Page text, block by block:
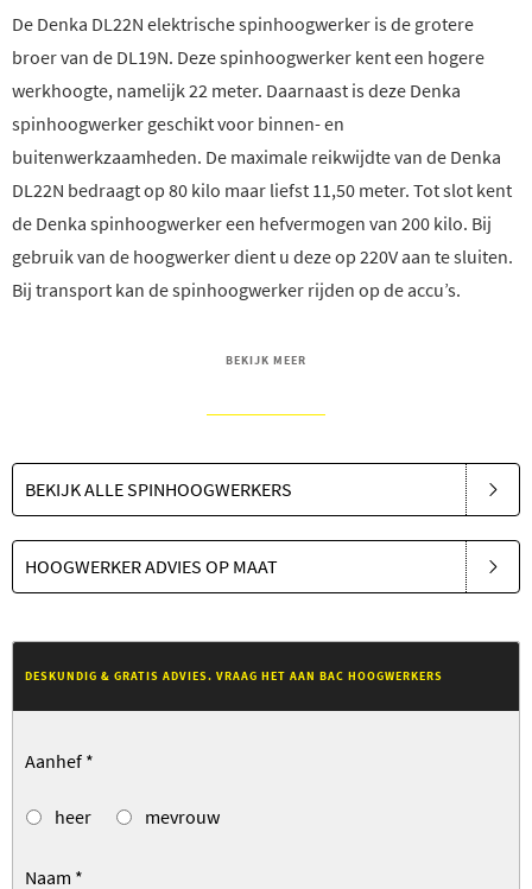
De Denka DL22N elektrische spinhoogwerker is de grotere
broer van de DL19N. Deze spinhoogwerker kent een hogere
werkhoogte, namelijk 22 meter. Daarnaast is deze Denka
spinhoogwerker geschikt voor binnen- en
buitenwerkzaamheden. De maximale reikwijdte van de Denka
DL22N bedraagt op 80 kilo maar liefst 11,50 meter. Tot slot kent
de Denka spinhoogwerker een hefvermogen van 200 kilo. Bij
gebruik van de hoogwerker dient u deze op 220V aan te sluiten.
Bij transport kan de spinhoogwerker rijden op de accu’s.
BEKIJK MEER
BEKIJK ALLE SPINHOOGWERKERS
HOOGWERKER ADVIES OP MAAT
DESKUNDIG & GRATIS ADVIES. VRAAG HET AAN BAC HOOGWERKERS
Aanhef *
heer mevrouw
Naam *